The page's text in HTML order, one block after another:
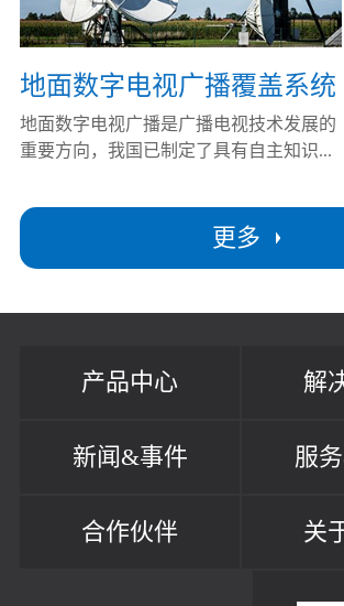
更多
地面数字电视广播覆盖系统
地面数字电视广播是广播电视技术发展的
重要方向，我国已制定了具有自主知识...
产品中心 解
新闻&事件 服
合作伙伴 关